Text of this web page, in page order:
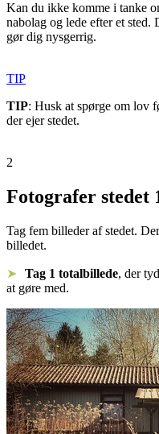
Kan du ikke komme i tanke
nabolag og lede efter et sted.
gør dig nysgerrig.
TIP
TIP: Husk at spørge om lov
der ejer stedet.
2
Fotografer stedet
Tag fem billeder af stedet.
billedet.
Tag 1 totalbillede, der
at gøre med.